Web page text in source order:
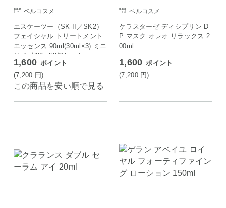
ベルコスメ
エスケーツー（SK-II／SK2）
フェイシャル トリートメント
エッセンス 90ml(30ml×3) ミニ
サイズ(30ml)3個セット
1,600 ポイント
(7,200 円)
この商品を安い順で見る
ベルコスメ
ケラスターゼ ディシプリン D
P マスク オレオ リラックス 2
00ml
1,600 ポイント
(7,200 円)